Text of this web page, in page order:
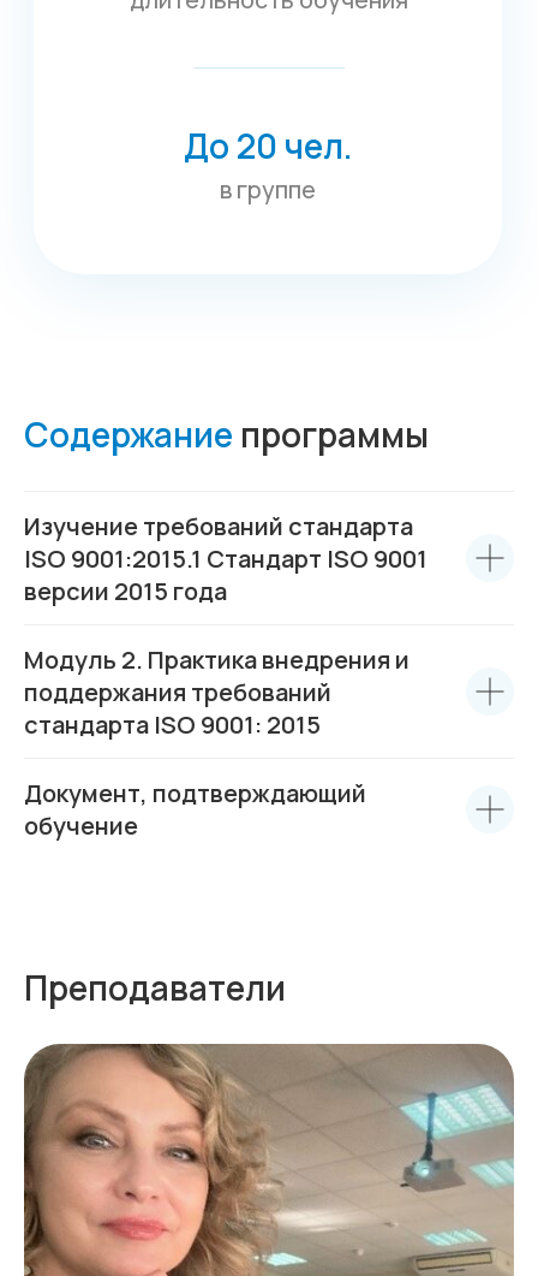
Содержание программы
Изучение требований стандарта
ISO 9001:2015.1 Стандарт ISO 9001
версии 2015 года
Модуль 2. Практика внедрения и
поддержания требований
стандарта ISO 9001: 2015
Документ, подтверждающий
обучение
Преподаватели
Компания Продукты
Среднему бизнесу
Крупному бизнесу
Корпорациям